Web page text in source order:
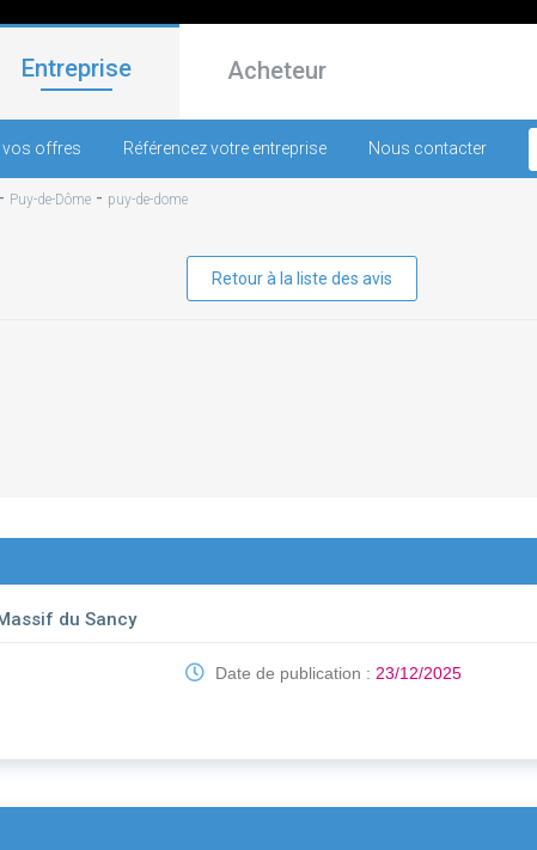
Entreprise Acheteur
vos offres Référencez votre entreprise Nous contacter
- Puy-de-Dôme - puy-de-dome
Retour à la liste des avis
du Sancy
Date de publication : 23/12/2025